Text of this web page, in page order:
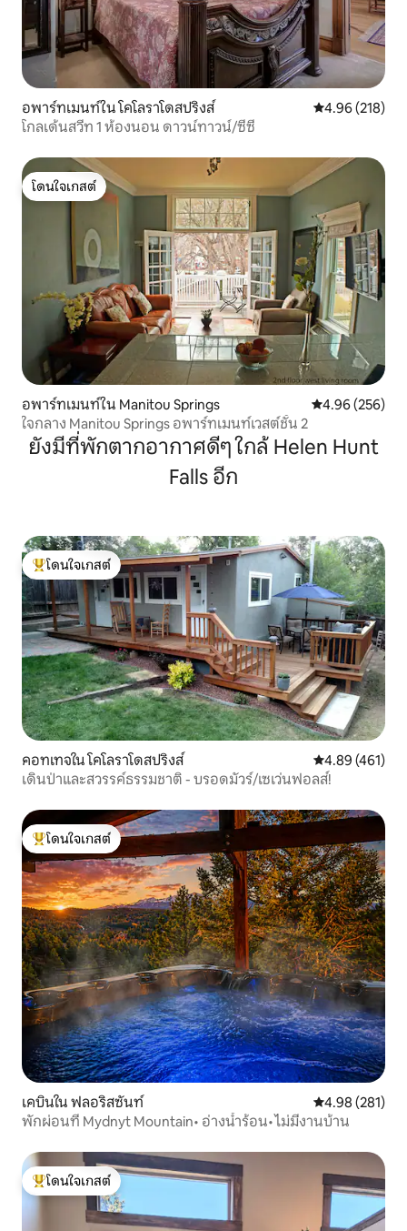
อพาร์ทเมนท์ใน โคโลราโดสปริงส์ คะแนนเฉลี่ย
4.96 (218)
โกลเด้นสวีท 1 ห้องนอน ดาวน์ทาวน์/ซีซี
โดนใจเกสต์
โดนใจเกสต์
อพาร์ทเมนท์ใน Manitou Springs คะแนนเฉลี่ย
4.96 (256)
ใจกลาง Manitou Springs อพาร์ทเมนท์เวสต์ชั้น 2
ยังมีที่พักตากอากาศดีๆ ใกล้ Helen Hunt
Falls อีก
โดนใจเกสต์ที่สุด
โดนใจเกสต์
คอทเทจใน โคโลราโดสปริงส์ คะแนนเฉลี่ย
4.89 (461)
เดินป่าและสวรรค์ธรรมชาติ - บรอดมัวร์/เซเว่นฟอลส์!
โดนใจเกสต์ที่สุด
โดนใจเกสต์
เคบินใน ฟลอริสซันท์ คะแนนเฉลี่ย
4.98 (281)
พักผ่อนที่ Mydnyt Mountain• อ่างน้ำร้อน• ไม่มีงานบ้าน
โดนใจเกสต์ที่สุด
โดนใจเกสต์